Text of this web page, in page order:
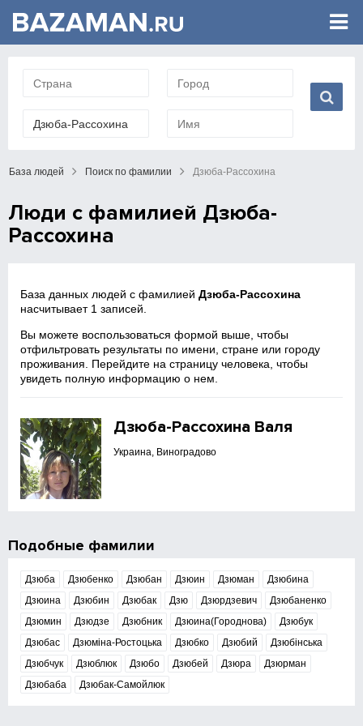
База людей Поиск по фамилии Дзюба-Рассохина
Люди с фамилией Дзюба-
Рассохина
База данных людей с фамилиейДзюба-Рассохина
насчитывает 1 записей.
Вы можете воспользоваться формой выше, чтобы
отфильтровать результаты по имени, стране или городу
проживания. Перейдите на страницу человека, чтобы
увидеть полную информацию о нем.
Дзюба-Рассохина Валя
Украина, Виноградово
Подобные фамилии
Дзюба Дзюбенко Дзюбан Дзюин Дзюман
Дзюбина
Дзюина
Дзюбин Дзюбак Дзю Дзюрдзевич
Дзюбаненко
Дзюмин
Дзюдзе Дзюбник Дзюина(Городнова)
Дзюбук
Дзюбас
Дзюміна-Ростоцька Дзюбко Дзюбий
Дзюбінська
Дзюбчук
Дзюблюк Дзюбо Дзюбей Дзюра
Дзюрман
Дзюбаба
Дзюбак-Самойлюк